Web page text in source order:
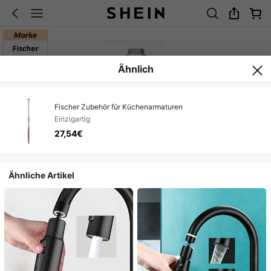
Ähnlich
Fischer Zubehör für Küchenarmaturen
Einzigartig
27,54€
Ähnliche Artikel